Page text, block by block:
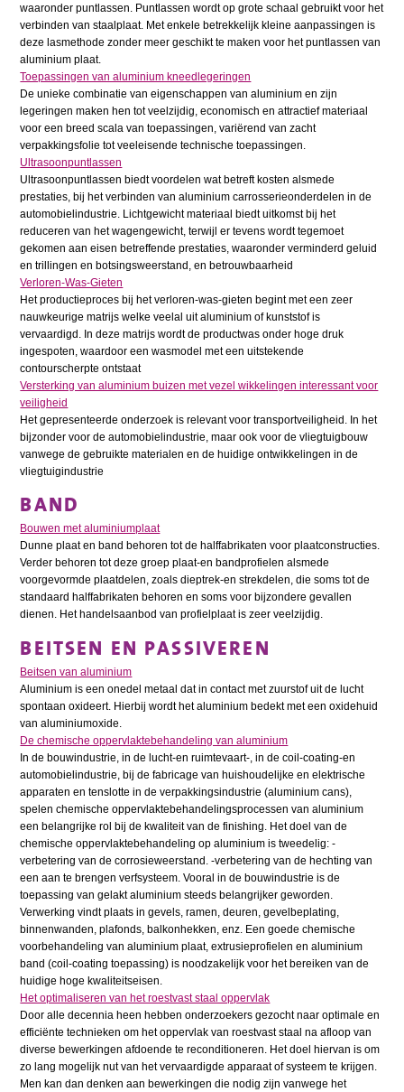
waaronder puntlassen. Puntlassen wordt op grote schaal gebruikt voor het
verbinden van staalplaat. Met enkele betrekkelijk kleine aanpassingen is
deze lasmethode zonder meer geschikt te maken voor het puntlassen van
aluminium plaat.
Toepassingen van aluminium kneedlegeringen
De unieke combinatie van eigenschappen van aluminium en zijn
legeringen maken hen tot veelzijdig, economisch en attractief materiaal
voor een breed scala van toepassingen, variërend van zacht
verpakkingsfolie tot veeleisende technische toepassingen.
Ultrasoonpuntlassen
Ultrasoonpuntlassen biedt voordelen wat betreft kosten alsmede
prestaties, bij het verbinden van aluminium carrosserieonderdelen in de
automobielindustrie. Lichtgewicht materiaal biedt uitkomst bij het
reduceren van het wagengewicht, terwijl er tevens wordt tegemoet
gekomen aan eisen betreffende prestaties, waaronder verminderd geluid
en trillingen en botsingsweerstand, en betrouwbaarheid
Verloren-Was-Gieten
Het productieproces bij het verloren-was-gieten begint met een zeer
nauwkeurige matrijs welke veelal uit aluminium of kunststof is
vervaardigd. In deze matrijs wordt de productwas onder hoge druk
ingespoten, waardoor een wasmodel met een uitstekende
contourscherpte ontstaat
Versterking van aluminium buizen met vezel wikkelingen interessant voor
veiligheid
Het gepresenteerde onderzoek is relevant voor transportveiligheid. In het
bijzonder voor de automobielindustrie, maar ook voor de vliegtuigbouw
vanwege de gebruikte materialen en de huidige ontwikkelingen in de
vliegtuigindustrie
BAND
Bouwen met aluminiumplaat
Dunne plaat en band behoren tot de halffabrikaten voor plaatconstructies.
Verder behoren tot deze groep plaat-en bandprofielen alsmede
voorgevormde plaatdelen, zoals dieptrek-en strekdelen, die soms tot de
standaard halffabrikaten behoren en soms voor bijzondere gevallen
dienen. Het handelsaanbod van profielplaat is zeer veelzijdig.
BEITSEN EN PASSIVEREN
Beitsen van aluminium
Aluminium is een onedel metaal dat in contact met zuurstof uit de lucht
spontaan oxideert. Hierbij wordt het aluminium bedekt met een oxidehuid
van aluminiumoxide.
De chemische oppervlaktebehandeling van aluminium
In de bouwindustrie, in de lucht-en ruimtevaart-, in de coil-coating-en
automobielindustrie, bij de fabricage van huishoudelijke en elektrische
apparaten en tenslotte in de verpakkingsindustrie (aluminium cans),
spelen chemische oppervlaktebehandelingsprocessen van aluminium
een belangrijke rol bij de kwaliteit van de finishing. Het doel van de
chemische oppervlaktebehandeling op aluminium is tweedelig: -
verbetering van de corrosieweerstand. -verbetering van de hechting van
een aan te brengen verfsysteem. Vooral in de bouwindustrie is de
toepassing van gelakt aluminium steeds belangrijker geworden.
Verwerking vindt plaats in gevels, ramen, deuren, gevelbeplating,
binnenwanden, plafonds, balkonhekken, enz. Een goede chemische
voorbehandeling van aluminium plaat, extrusieprofielen en aluminium
band (coil-coating toepassing) is noodzakelijk voor het bereiken van de
huidige hoge kwaliteitseisen.
Het optimaliseren van het roestvast staal oppervlak
Door alle decennia heen hebben onderzoekers gezocht naar optimale en
efficiënte technieken om het oppervlak van roestvast staal na afloop van
diverse bewerkingen afdoende te reconditioneren. Het doel hiervan is om
zo lang mogelijk nut van het vervaardigde apparaat of systeem te krijgen.
Men kan dan denken aan bewerkingen die nodig zijn vanwege het